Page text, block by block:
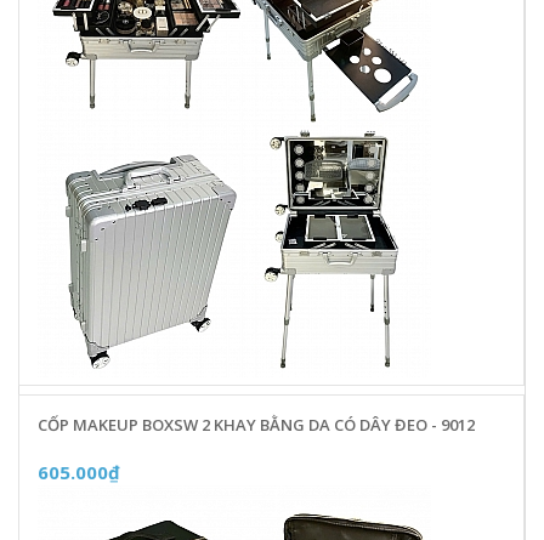
CỐP MAKEUP BOXSW 2 KHAY BẰNG DA CÓ DÂY ĐEO - 9012
605.000₫